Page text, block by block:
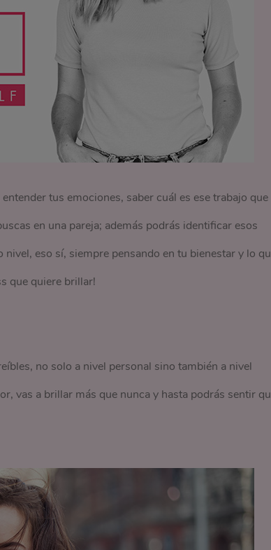
tus emociones, saber cuál es ese trabajo que
en una pareja; además podrás identificar esos
eso sí, siempre pensando en tu bienestar y lo
que quiere brillar!
no solo a nivel personal sino también a nivel
vas a brillar más que nunca y hasta podrás sentir